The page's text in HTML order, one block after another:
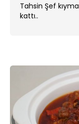
Tahsin Şef
kattı..